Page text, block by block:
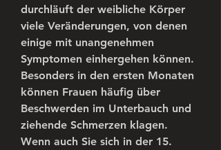
durchläuft der weibliche Körper
viele Veränderungen, von denen
einige mit unangenehmen
Symptomen einhergehen können.
Besonders in den ersten Monaten
können Frauen häufig über
Beschwerden im Unterbauch und
ziehende Schmerzen klagen.
Wenn auch Sie sich in der 15.